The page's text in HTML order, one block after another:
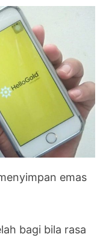
emas
bagi bila rasa